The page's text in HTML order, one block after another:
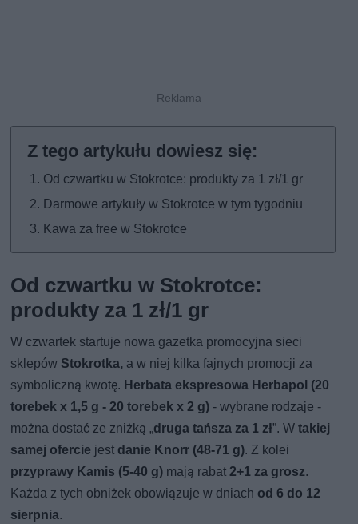
Od czwartku w Stokrotce: produkty za 1 zł/1 gr
Darmowe artykuły w Stokrotce w tym tygodniu
Kawa za free w Stokrotce
Od czwartku w Stokrotce:
produkty za 1 zł/1 gr
W czwartek startuje nowa gazetka promocyjna sieci
sklepów Stokrotka, a w niej kilka fajnych promocji za
symboliczną kwotę. Herbata ekspresowa Herbapol (20
torebek x 1,5 g - 20 torebek x 2 g) - wybrane rodzaje -
można dostać ze zniżką „druga tańsza za 1 zł”. Wtakiej
samej ofercie jest danie Knorr (48-71 g). Z kolei
przyprawy Kamis (5-40 g) mają rabat2+1 za grosz.
Każda z tych obniżek obowiązuje w dniach od 6 do 12
sierpnia.